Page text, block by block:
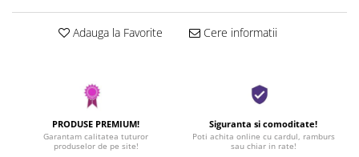
Adauga la Favorite Cere informatii
PRODUSE PREMIUM!
Garantam calitatea tuturor
produselor de pe site!
Siguranta si comoditate!
Poti achita online cu cardul, ramburs
sau chiar in rate!